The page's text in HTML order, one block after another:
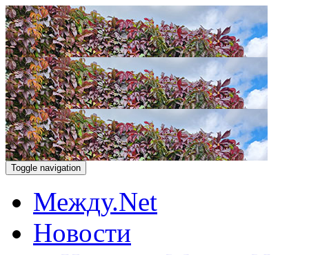
Toggle navigation
Между.Net
Новости